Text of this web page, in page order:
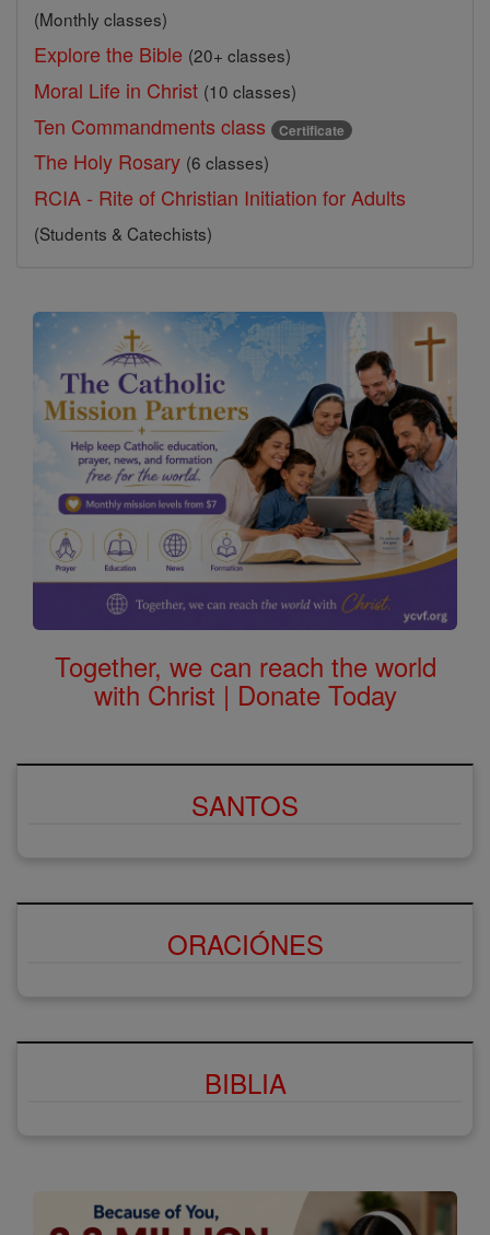
(Monthly classes)
Explore the Bible (20+ classes)
Moral Life in Christ (10 classes)
Ten Commandments class Certificate
The Holy Rosary (6 classes)
RCIA - Rite of Christian Initiation for Adults
(Students & Catechists)
Together, we can reach the world
with Christ | Donate Today
SANTOS
ORACIÓNES
BIBLIA